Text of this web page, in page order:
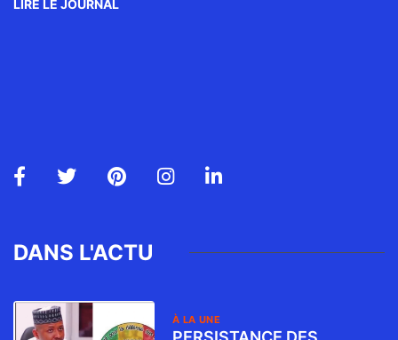
LIRE LE JOURNAL
DANS L'ACTU
À LA UNE